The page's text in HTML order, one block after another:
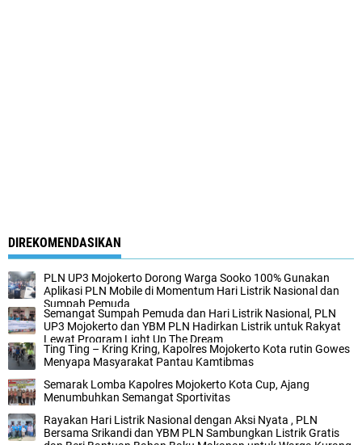
DIREKOMENDASIKAN
PLN UP3 Mojokerto Dorong Warga Sooko 100% Gunakan
Aplikasi PLN Mobile di Momentum Hari Listrik Nasional dan
Sumpah Pemuda
Semangat Sumpah Pemuda dan Hari Listrik Nasional, PLN
UP3 Mojokerto dan YBM PLN Hadirkan Listrik untuk Rakyat
Lewat Program Light Up The Dream
Ting Ting – Kring Kring, Kapolres Mojokerto Kota rutin Gowes
Menyapa Masyarakat Pantau Kamtibmas
Semarak Lomba Kapolres Mojokerto Kota Cup, Ajang
Menumbuhkan Semangat Sportivitas
Rayakan Hari Listrik Nasional dengan Aksi Nyata , PLN
Bersama Srikandi dan YBM PLN Sambungkan Listrik Gratis